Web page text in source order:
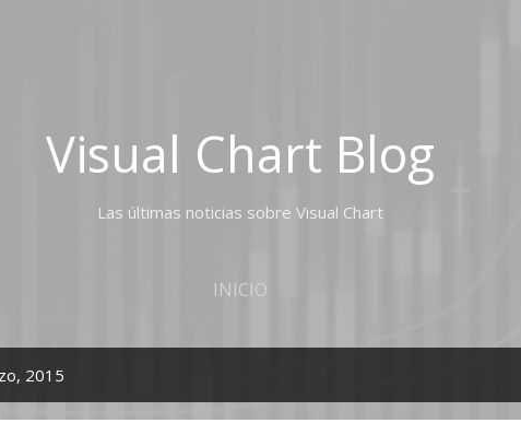
Visual Chart Blog
Las últimas noticias sobre Visual Chart
INICIO
2015